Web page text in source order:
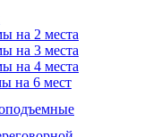
на 2 места
на 3 места
на 4 места
на 6 мест